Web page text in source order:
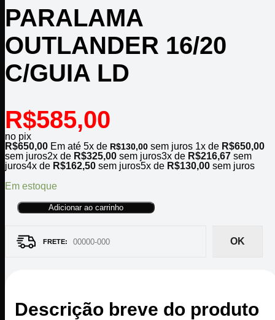
PARALAMA
OUTLANDER 16/20
C/GUIA LD
R$585,00
no pix
R$650,00 Em até 5x de R$130,00 sem juros 1x de R$650,00
sem juros2x de R$325,00 sem juros3x de R$216,67 sem
juros4x de R$162,50 sem juros5x de R$130,00 sem juros
Em estoque
Adicionar ao carrinho
OK
Descrição breve do produto